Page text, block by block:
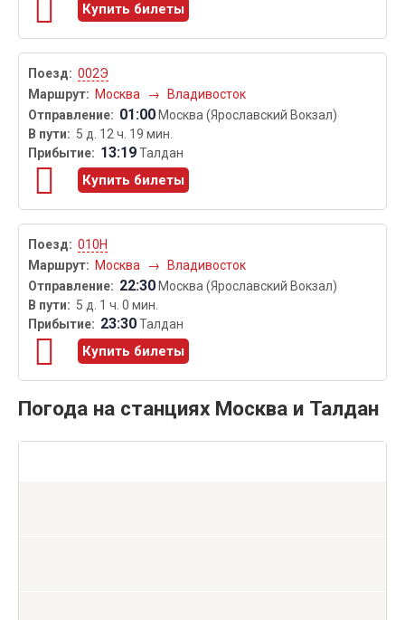
Купить билеты
002Э
Москва
→ Владивосток
01:00 Москва (Ярославский Вокзал)
5 д. 12 ч. 19 мин.
13:19Талдан
Купить билеты
010Н
Москва
→ Владивосток
22:30 Москва (Ярославский Вокзал)
5 д. 1 ч. 0 мин.
23:30Талдан
Купить билеты
Погода на станциях Москва и Талдан